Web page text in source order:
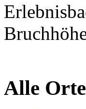
Alle Orte